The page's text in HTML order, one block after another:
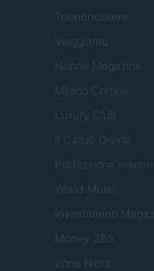
Tuobenessere
Viaggiamo
Nonne Magazine
Milano Cortina
Luxury Club
Il Calcio Online
Professione mamma
World Music
Investimenti
Money 365
Zona Nerd